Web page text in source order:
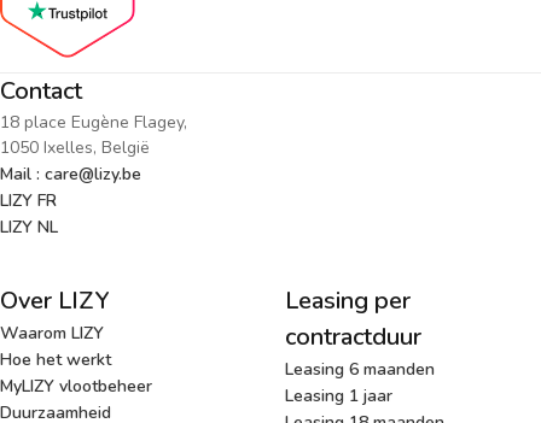
Contact
18 place Eugène Flagey,
1050 Ixelles, België
Mail : care@lizy.be
LIZY FR
LIZY NL
Over LIZY
Waarom LIZY
Hoe het werkt
MyLIZY vlootbeheer
Duurzaamheid
Leasing per
contractduur
Leasing 6 maanden
Leasing 1 jaar